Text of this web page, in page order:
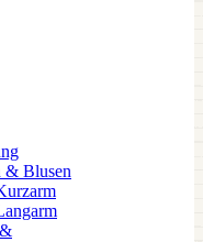
& Blusen